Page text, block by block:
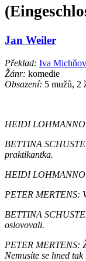
Jan Weiler
Překlad: Iva
Žánr: komedie
Obsazení: 5 mužů, 2
HEIDI
BETTINA
praktikantka.
HEIDI
PETER MERTENS:
BETTINA
oslovovali.
PETER MERTENS:
Nemusíte se hned